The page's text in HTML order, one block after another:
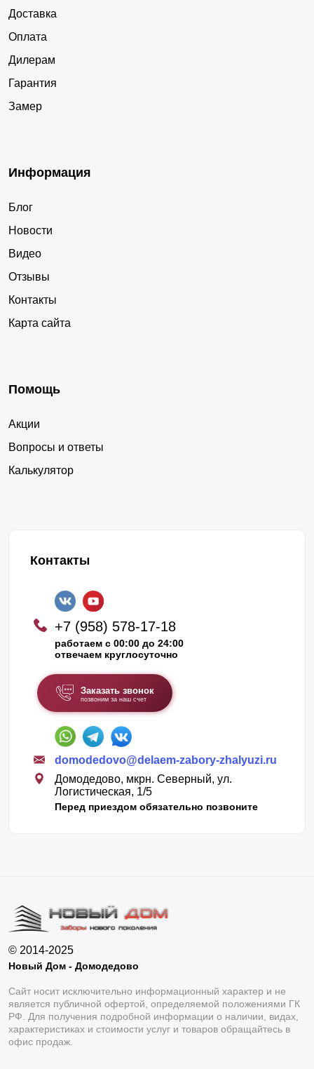
Доставка
Оплата
Дилерам
Гарантия
Замер
Информация
Блог
Новости
Видео
Отзывы
Контакты
Карта сайта
Помощь
Акции
Вопросы и ответы
Калькулятор
Контакты
+7 (958) 578-17-18
работаем с 00:00 до 24:00
отвечаем круглосуточно
Заказать звонок
позвоним за наш счет
domodedovo@delaem-zabory-zhalyuzi.ru
Домодедово, мкрн. Северный, ул.
Логистическая, 1/5
Перед приездом обязательно позвоните
© 2014-2025
Новый Дом - Домодедово
Сайт носит исключительно информационный характер и не
является публичной офертой, определяемой положениями ГК
РФ. Для получения подробной информации о наличии, видах,
характеристиках и стоимости услуг и товаров обращайтесь в
офис продаж.